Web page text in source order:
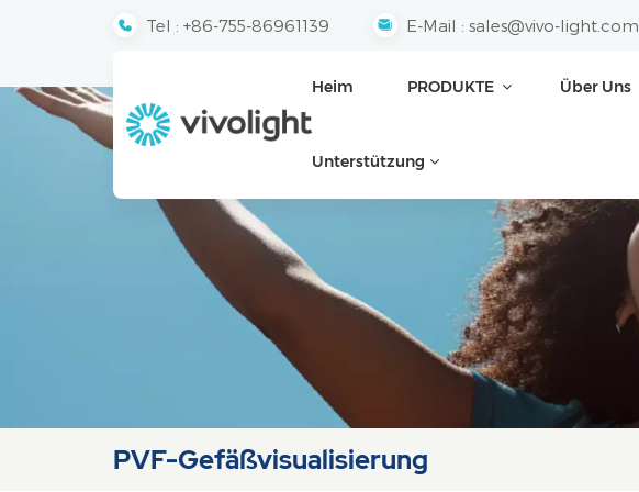
Tel : +86-755-86961139 E-Mail : sales@vivo-light.com
Heim PRODUKTE Über Uns
Unterstützung
PVF-Gefäßvisualisierung